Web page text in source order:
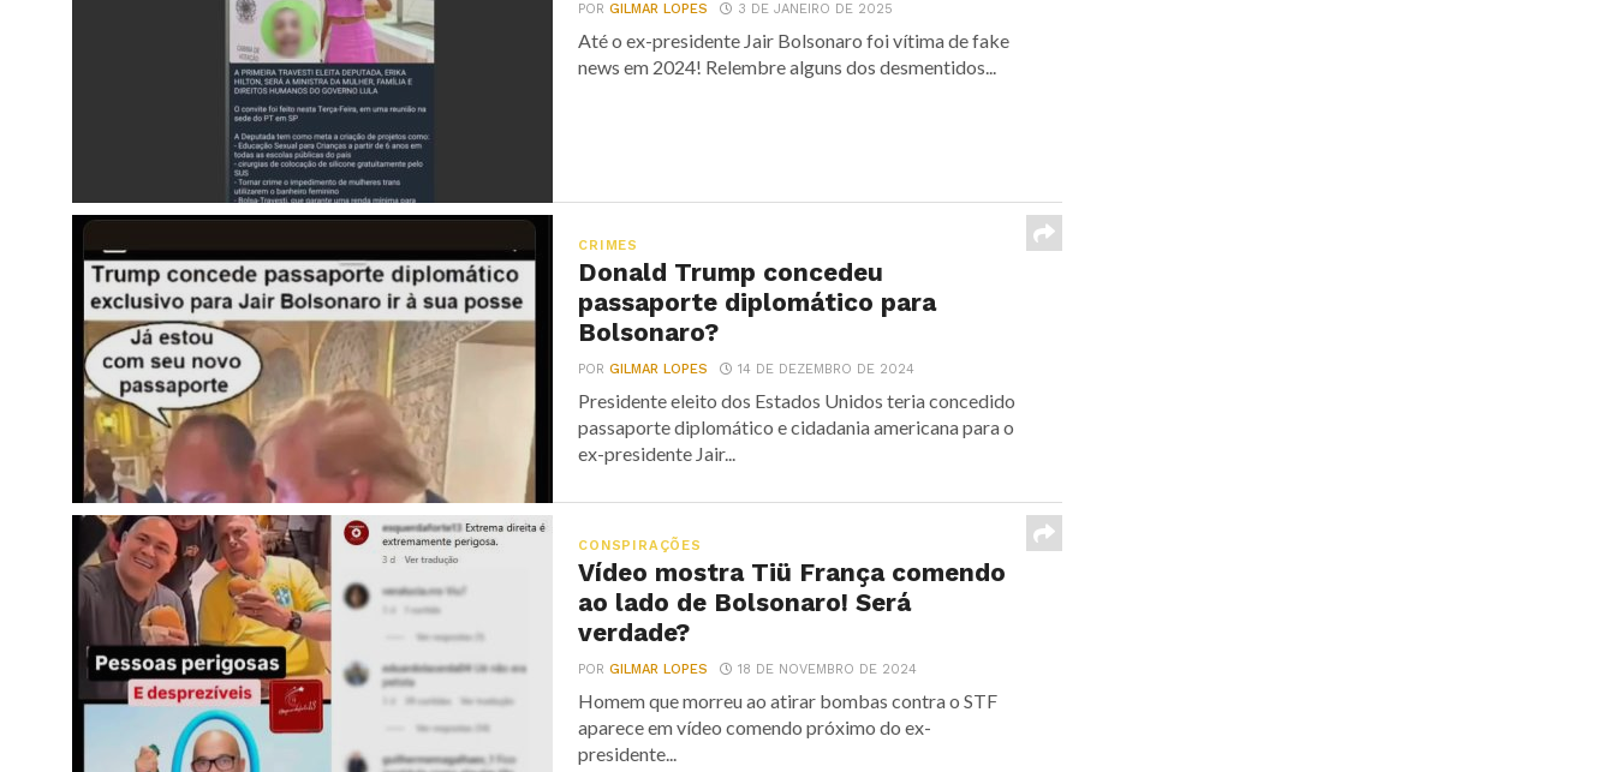
PORGILMAR LOPES 3 DE JANEIRO DE 2025
Até o ex-presidente Jair Bolsonaro foi vítima de fake
news em 2024! Relembre alguns dos desmentidos...
CRIMES
Donald Trump concedeu
passaporte diplomático para
Bolsonaro?
PORGILMAR LOPES 14 DE DEZEMBRO DE 2024
Presidente eleito dos Estados Unidos teria concedido
passaporte diplomático e cidadania americana para o
ex-presidente Jair...
CONSPIRAÇÕES
Vídeo mostra Tiü França comendo
ao lado de Bolsonaro! Será
verdade?
PORGILMAR LOPES 18 DE NOVEMBRO DE 2024
Homem que morreu ao atirar bombas contra o STF
aparece em vídeo comendo próximo do ex-
presidente...